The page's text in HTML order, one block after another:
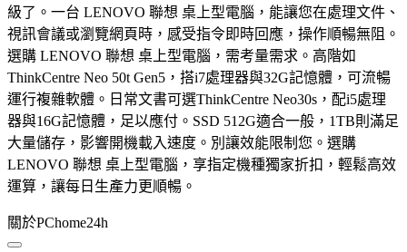
級了。一台 LENOVO 聯想 桌上型電腦，能讓您在處理文件、
視訊會議或瀏覽網頁時，感受指令即時回應，操作順暢無阻。
選購 LENOVO 聯想 桌上型電腦，需考量需求。高階如
ThinkCentre Neo 50t Gen5，搭i7處理器與32G記憶體，可流暢
運行複雜軟體。日常文書可選ThinkCentre Neo30s，配i5處理
器與16G記憶體，足以應付。SSD 512G適合一般，1TB則滿足
大量儲存，影響開機載入速度。別讓效能限制您。選購
LENOVO 聯想 桌上型電腦，享指定機種獨家折扣，輕鬆高效
運算，讓每日生產力更順暢。
關於PChome24h